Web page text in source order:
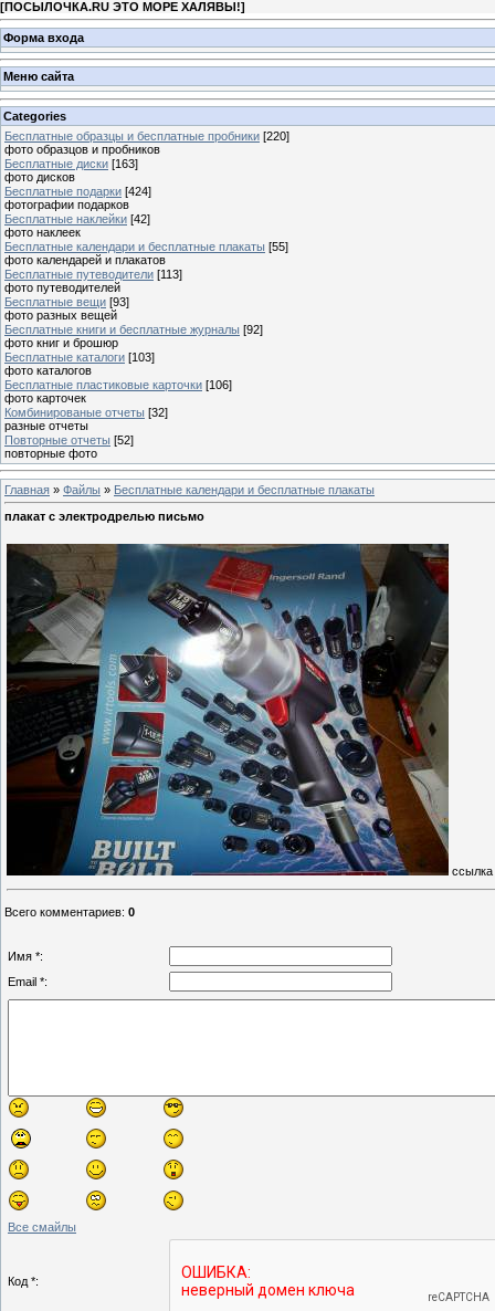
[ПОСЫЛОЧКА.RU ЭТО МОРЕ ХАЛЯВЫ!]
Форма входа
Меню сайта
Categories
Бесплатные образцы и бесплатные пробники [220]
фото образцов и пробников
Бесплатные диски [163]
фото дисков
Бесплатные подарки [424]
фотографии подарков
Бесплатные наклейки [42]
фото наклеек
Бесплатные календари и бесплатные плакаты [55]
фото календарей и плакатов
Бесплатные путеводители [113]
фото путеводителей
Бесплатные вещи [93]
фото разных вещей
Бесплатные книги и бесплатные журналы [92]
фото книг и брошюр
Бесплатные каталоги [103]
фото каталогов
Бесплатные пластиковые карточки [106]
фото карточек
Комбинированые отчеты [32]
разные отчеты
Повторные отчеты [52]
повторные фото
Главная » Файлы » Бесплатные календари и бесплатные плакаты
плакат с электродрелью письмо
Всего комментариев: 0
Имя *:
Email *:
Все смайлы
Код *: